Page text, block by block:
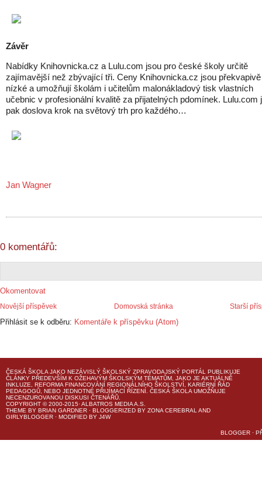
Závěr
Nabídky Knihovnicka.cz a Lulu.com jsou pro české školy určitě
zajímavější než zbývající tři. Ceny Knihovnicka.cz jsou překvapivě
nízké a umožňují školám i učitelům malonákladový tisk vlastních
učebnic v profesionální kvalitě za přijatelných pdomínek. Lulu.com
pak doslova krok na světový trh pro každého…
Jan Wagner
0 komentářů:
Okomentovat
Novější příspěvek Starší
Domovská stránka
Přihlásit se k odběru: Komentáře k příspěvku (Atom)
ČESKÁ ŠKOLA JAKO NEZÁVISLÝ ŠKOLSKÝ ZPRAVODAJSKÝ PORTÁL PUBLIKUJE
ČLÁNKY PŘEDEVŠÍM K OŽEHAVÝM ŠKOLSKÝM TÉMATŮM, JAKO JE AKTUÁLNĚ
INKLUZE, REFORMA FINANCOVÁNÍ REGIONÁLNÍHO ŠKOLSTVÍ, KARIÉRNÍ ŘÁD
PEDAGOGŮ, NEBO JEDNOTNÉ PŘIJÍMACÍ ŘÍZENÍ. ČESKÁ ŠKOLA UMOŽŇUJE
NECENZUROVANOU DISKUSI ČTENÁŘŮ.
COPYRIGHT © 2000-2015· ALBATROS MEDIA A.S.
THEME BY BRIAN GARDNER · BLOGGERIZED BY ZONA CEREBRAL AND
GIRLYBLOGGER · MODIFIED BY J4W
BLOGGER ·